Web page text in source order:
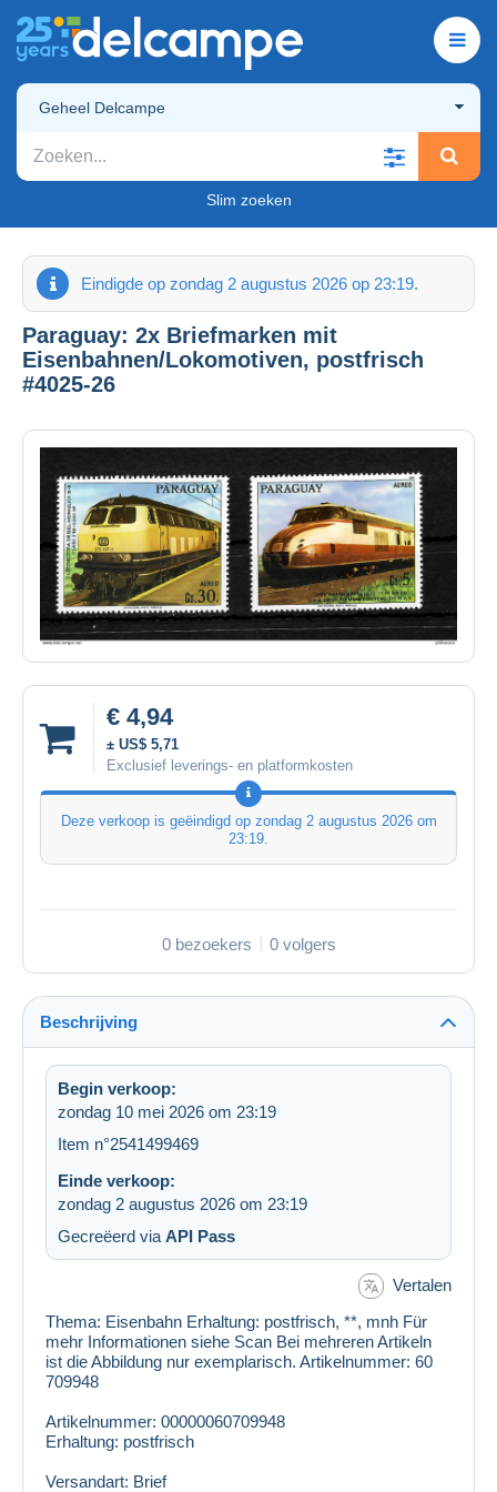
Geheel Delcampe
Slim zoeken
Eindigde op zondag 2 augustus 2026 op 23:19.
Paraguay: 2x Briefmarken mit
Eisenbahnen/Lokomotiven, postfrisch
#4025-26
€ 4,94
± US$ 5,71
Exclusief leverings- en platformkosten
Deze verkoop is geëindigd op zondag 2 augustus 2026 om
23:19
0 bezoekers 0 volgers
Beschrijving
Begin verkoop:
zondag 10 mei 2026 om 23:19
Item n°2541499469
Einde verkoop:
zondag 2 augustus 2026 om 23:19
Gecreëerd via API Pass
Vertalen
Thema: Eisenbahn Erhaltung: postfrisch, **, mnh Für
mehr Informationen siehe Scan Bei mehreren Artikeln
ist die Abbildung nur exemplarisch. Artikelnummer: 60
709948
Artikelnummer: 00000060709948
Erhaltung: postfrisch
Versandart: Brief